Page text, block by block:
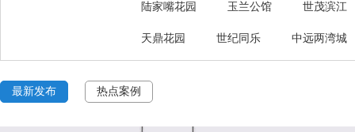
陆家嘴花园 玉兰公馆 世茂滨江
天鼎花园 世纪同乐 中远两湾城
最新发布 热点案例